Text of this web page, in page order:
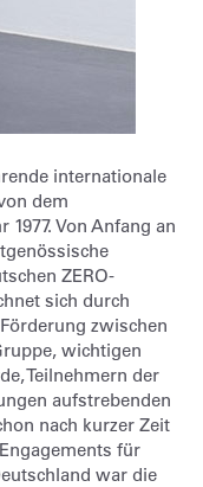
internationale
dem
Von Anfang an
ZERO-
sich durch
zwischen
wichtigen
Teilnehmern der
aufstrebenden
nach kurzer Zeit
für
war die